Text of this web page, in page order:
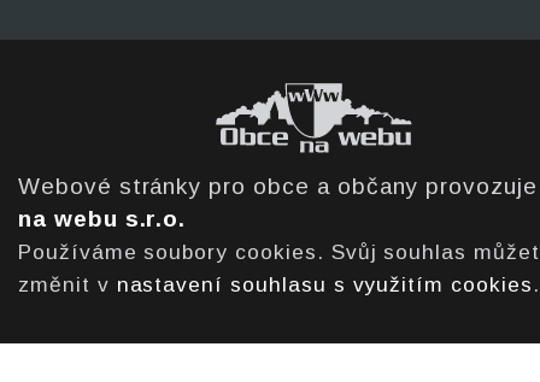
Webové stránky pro obce a občany
na webu s.r.o.
Používáme soubory cookies. Svůj souhlas
změnit v nastavení souhlasu s využitím cookies .